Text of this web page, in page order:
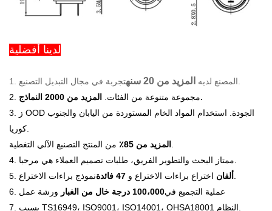
لدينا أفضلية
1. المصنع لديه المزيد من 20 سنه
2. مجموعة متنوعة من الفئات.المزيد من 2000 النماذج.
3. ز
OOD الجودة. استخدام المواد الخام المستوردة من اليابان والجنوب
المزيد من 85٪
5.
ألفان اختراع براءات الاختراع و
6. عملية التجميع في100،000 درجة خال من الغبار
ورشة عمل